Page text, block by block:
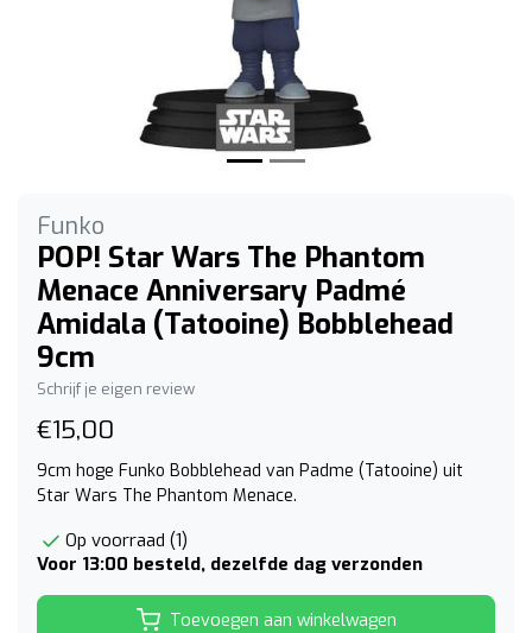
Funko
POP! Star Wars The Phantom
Menace Anniversary Padmé
Amidala (Tatooine) Bobblehead
9cm
Schrijf je eigen review
€15,00
9cm hoge Funko Bobblehead van Padme (Tatooine) uit
Star Wars The Phantom Menace.
Op voorraad (1)
Voor 13:00 besteld, dezelfde dag verzonden
Toevoegen aan winkelwagen